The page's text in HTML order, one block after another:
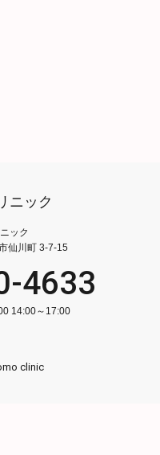
ニック
ック
仙川町 3-7-15
4633
14:00～17:00
clinic